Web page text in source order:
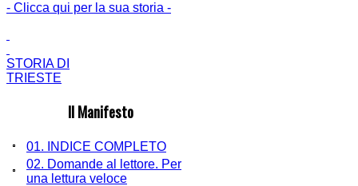
- Clicca qui per la sua storia -
STORIA DI
TRIESTE
Il Manifesto
01. INDICE COMPLETO
02. Domande al lettore. Per
una lettura veloce